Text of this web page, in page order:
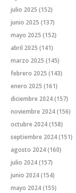
julio 2025 (152)
junio 2025 (137)
mayo 2025 (152)
abril 2025 (141)
marzo 2025 (145)
febrero 2025 (143)
enero 2025 (161)
diciembre 2024(157)
noviembre 2024(156)
octubre 2024(158)
septiembre 2024(151)
agosto 2024(160)
julio 2024(157)
junio 2024(154)
mayo 2024(155)